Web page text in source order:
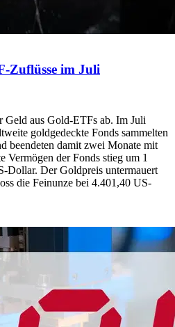
Zuflüsse im Juli
Geld aus Gold-ETFs ab. Im Juli
goldgedeckte Fonds sammelten
beendeten damit zwei Monate mit
Vermögen der Fonds stieg um 1
Dollar. Der Goldpreis untermauert
die Feinunze bei 4.401,40 US-